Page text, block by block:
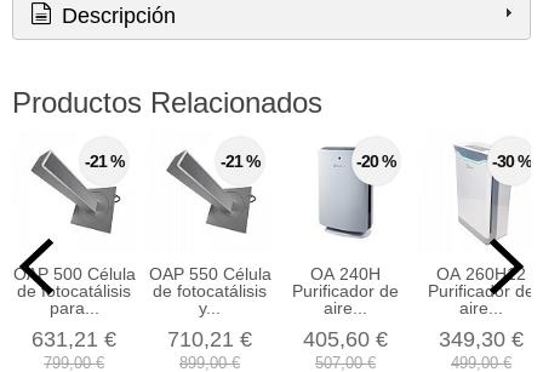
Descripción
Productos Relacionados
-21 %
OAP 500 Célula
de fotocatálisis
para...
631,21 €
799,00 €
-21 %
OAP 550 Célula
de fotocatálisis
y...
710,21 €
899,00 €
-20 %
OA 240H
Purificador de
aire...
405,60 €
507,00 €
-30 %
OA 260H12
Purificador de
aire...
349,30 €
499,00 €